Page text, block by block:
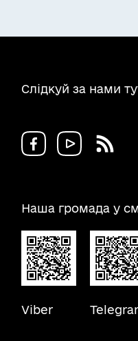
Слідкуй за нами
Наша громада у
Viber